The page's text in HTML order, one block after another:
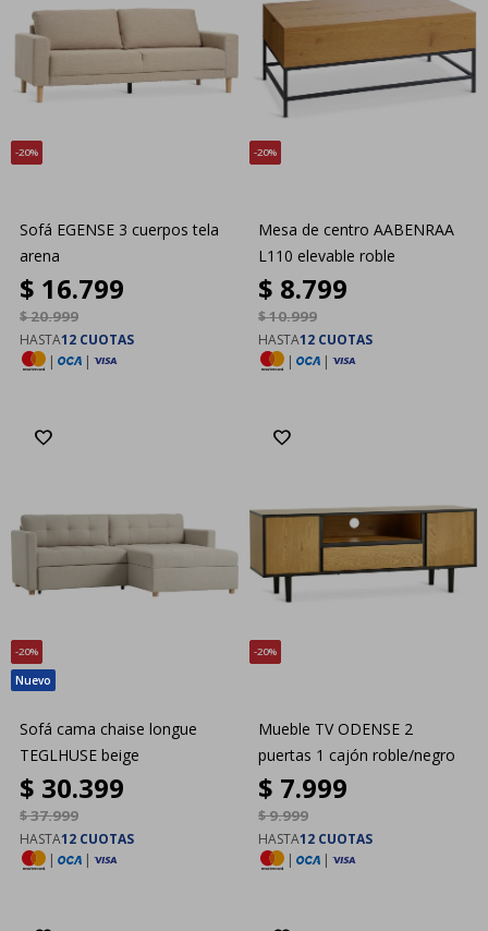
20
Sofá EGENSE 3 cuerpos tela
arena
$ 16.799
$20.999
HASTA12 CUOTAS
|
|
20
Mesa de centro AABENRAA
L110 elevable roble
$ 8.799
$10.999
HASTA12 CUOTAS
|
|
20
Sofá cama chaise longue
TEGLHUSE beige
$ 30.399
$37.999
HASTA12 CUOTAS
|
|
20
Mueble TV ODENSE 2
puertas 1 cajón roble/negro
$ 7.999
$9.999
HASTA12 CUOTAS
|
|